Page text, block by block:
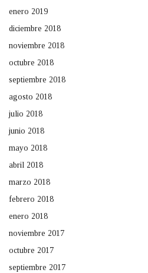
enero 2019
diciembre 2018
noviembre 2018
octubre 2018
septiembre 2018
agosto 2018
julio 2018
junio 2018
mayo 2018
abril 2018
marzo 2018
febrero 2018
enero 2018
noviembre 2017
octubre 2017
septiembre 2017